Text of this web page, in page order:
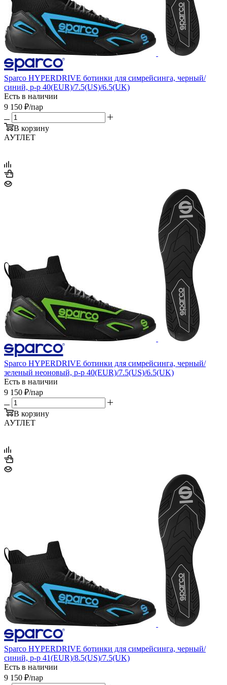
Sparco HYPERDRIVE ботинки для симрейсинга, черный/
синий, р-р 40(EUR)/7.5(US)/6.5(UK)
Есть в наличии
9 150 ₽/пар
В корзину
АУТЛЕТ
Sparco HYPERDRIVE ботинки для симрейсинга, черный/
зеленый неоновый, р-р 40(EUR)/7.5(US)/6.5(UK)
Есть в наличии
9 150 ₽/пар
В корзину
АУТЛЕТ
Sparco HYPERDRIVE ботинки для симрейсинга, черный/
синий, р-р 41(EUR)/8.5(US)/7.5(UK)
Есть в наличии
9 150 ₽/пар